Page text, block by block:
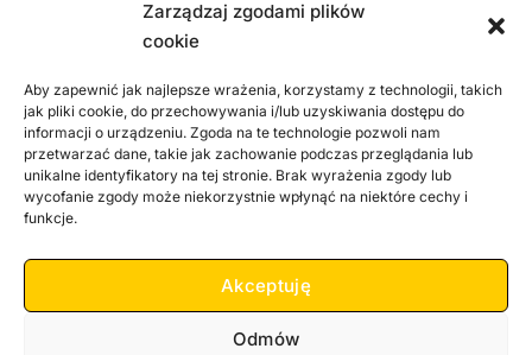
Zarządzaj zgodami plików
cookie
Aby zapewnić jak najlepsze wrażenia, korzystamy z technologii, takich
jak pliki cookie, do przechowywania i/lub uzyskiwania dostępu do
informacji o urządzeniu. Zgoda na te technologie pozwoli nam
przetwarzać dane, takie jak zachowanie podczas przeglądania lub
unikalne identyfikatory na tej stronie. Brak wyrażenia zgody lub
wycofanie zgody może niekorzystnie wpłynąć na niektóre cechy i
funkcje.
Akceptuję
Odmów
Reklama
Rodo
Kontakt
Informacje dla